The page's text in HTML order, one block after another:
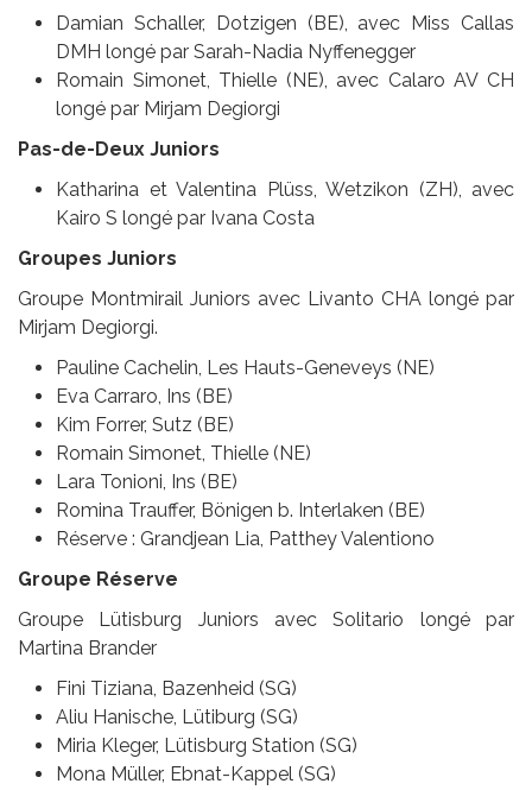
Damian Schaller, Dotzigen (BE), avec Miss Callas
DMH longé par Sarah-Nadia Nyffenegger
Romain Simonet, Thielle (NE), avec Calaro AV CH
longé par Mirjam Degiorgi
Pas-de-Deux Juniors
Katharina et Valentina Plüss, Wetzikon (ZH), avec
Kairo S longé par Ivana Costa
Groupes Juniors
Groupe Montmirail Juniors avec Livanto CHA longé par
Mirjam Degiorgi.
Pauline Cachelin, Les Hauts-Geneveys (NE)
Eva Carraro, Ins (BE)
Kim Forrer, Sutz (BE)
Romain Simonet, Thielle (NE)
Lara Tonioni, Ins (BE)
Romina Trauffer, Bönigen b. Interlaken (BE)
Réserve : Grandjean Lia, Patthey Valentiono
Groupe Réserve
Groupe Lütisburg Juniors avec Solitario longé par
Martina Brander
Fini Tiziana, Bazenheid (SG)
Aliu Hanische, Lütiburg (SG)
Miria Kleger, Lütisburg Station (SG)
Mona Müller, Ebnat-Kappel (SG)